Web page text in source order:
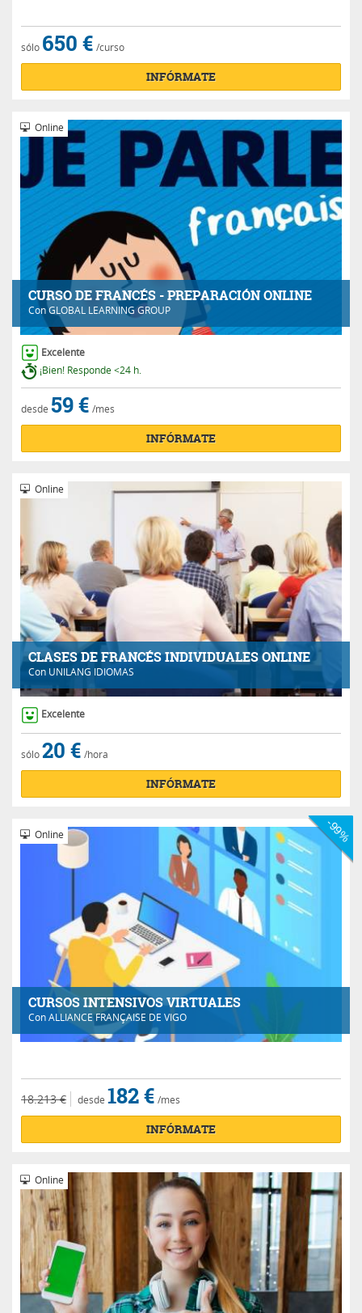
sólo 650 € /curso
INFÓRMATE
CURSO DE FRANCÉS - PREPARACIÓN ONLINE
ConGLOBAL LEARNING GROUP
Online
Excelente
¡Bien! Responde <24 h.
desde 59 € /mes
INFÓRMATE
CLASES DE FRANCÉS INDIVIDUALES ONLINE
Con UNILANG IDIOMAS
Online
Excelente
sólo20 € /hora
INFÓRMATE
CURSOS INTENSIVOS VIRTUALES
ConALLIANCE FRANÇAISE DE VIGO
Online -99%
18.213 € desde 182 € /mes
INFÓRMATE
Online